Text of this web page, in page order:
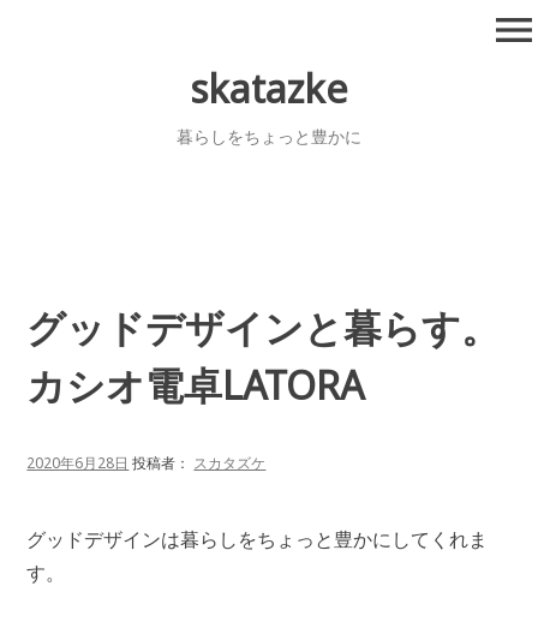
skatazke
暮らしをちょっと豊かに
menu
グッドデザインと暮らす。
カシオ電卓LATORA
2020年6月28日 投稿者： スカタズケ
グッドデザインは暮らしをちょっと豊かにしてくれま
す。